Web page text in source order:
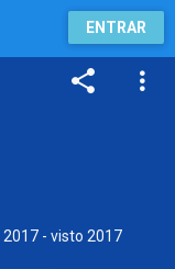
ENTRAR
2017 - visto 2017